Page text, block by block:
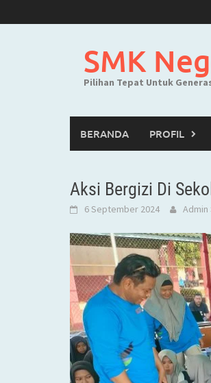
to
SMK
Pilihan Tepat Untuk
BERANDA PROFIL
Aksi Bergizi Di
6 September 2024 Admin